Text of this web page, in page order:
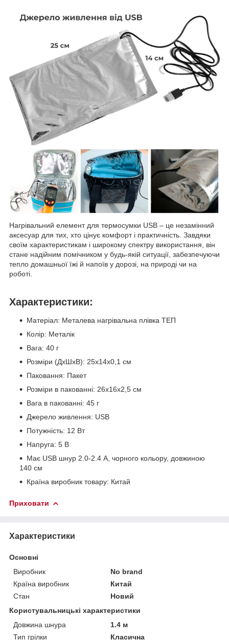
Нагрівальний елемент для термосумки USB – це незамінний
аксесуар для тих, хто цінує комфорт і практичність. Завдяки
своїм характеристикам і широкому спектру використання, він
стане надійним помічником у будь-якій ситуації, забезпечуючи
тепло домашньої їжі й напоїв у дорозі, на природі чи на
роботі.
Характеристики:
Матеріал: Металева нагрівальна плівка ТЕП
Колір: Металік
Вага: 40 г
Розміри (ДхШхВ): 25x14x0,1 см
Паковання: Пакет
Розміри в пакованні: 26x16x2,5 см
Вага в пакованні: 45 г
Джерело живлення: USB
Потужність: 12 Вт
Напруга: 5 В
Має USB шнур 2.0-2.4 А, чорного кольору, довжиною
140 см
Країна виробник товару: Китай
Приховати
Характеристики
Основні
Виробник
No brand
Країна виробник
Китай
Стан
Новий
Користувальницькі характеристики
Довжина шнура
1.4 м
Тип грілки
Класична